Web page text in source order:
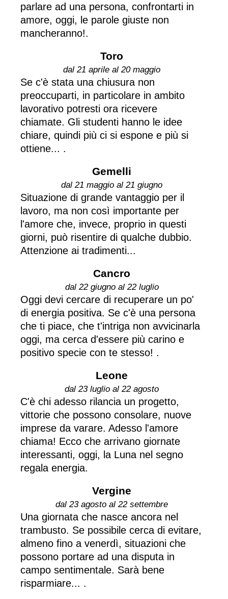
parlare ad una persona, confrontarti in
amore, oggi, le parole giuste non
mancheranno!.
Toro
dal 21 aprile al 20 maggio
Se c'è stata una chiusura non
preoccuparti, in particolare in ambito
lavorativo potresti ora ricevere
chiamate. Gli studenti hanno le idee
chiare, quindi più ci si espone e più si
ottiene... .
Gemelli
dal 21 maggio al 21 giugno
Situazione di grande vantaggio per il
lavoro, ma non così importante per
l'amore che, invece, proprio in questi
giorni, può risentire di qualche dubbio.
Attenzione ai tradimenti...
Cancro
dal 22 giugno al 22 luglio
Oggi devi cercare di recuperare un po'
di energia positiva. Se c'è una persona
che ti piace, che t'intriga non avvicinarla
oggi, ma cerca d'essere più carino e
positivo specie con te stesso! .
Leone
dal 23 luglio al 22 agosto
C'è chi adesso rilancia un progetto,
vittorie che possono consolare, nuove
imprese da varare. Adesso l'amore
chiama! Ecco che arrivano giornate
interessanti, oggi, la Luna nel segno
regala energia.
Vergine
dal 23 agosto al 22 settembre
Una giornata che nasce ancora nel
trambusto. Se possibile cerca di evitare,
almeno fino a venerdì, situazioni che
possono portare ad una disputa in
campo sentimentale. Sarà bene
risparmiare... .